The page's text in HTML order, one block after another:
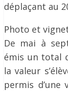
déplaçant au
Photo et
De mai à
émis un total
la valeur
permis